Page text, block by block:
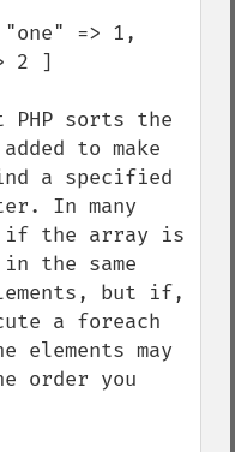
2 ]
PHP sorts the
to make
a specified
In many
if the array is
the same
but if,
a foreach
may
order you